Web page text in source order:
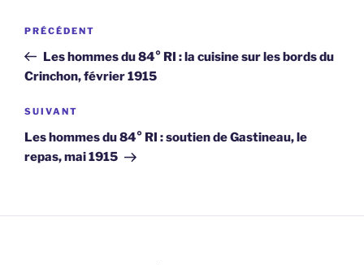
Navigation
l’article
Article
précédent
PRÉCÉDENT
Les hommes du 84° RI : la cuisine sur les bords du
Crinchon, février 1915
Article
suivant
SUIVANT
Les hommes du 84° RI : soutien de Gastineau, le
repas, mai 1915